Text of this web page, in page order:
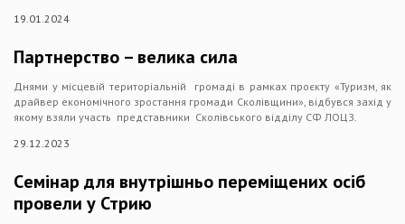
19.01.2024
Партнерство – велика сила
Днями у місцевій територіальній громаді в рамках проєкту «Туризм, як
драйвер економічного зростання громади Сколівщини», відбувся захід у
якому взяли участь представники Сколівського відділу СФ ЛОЦЗ.
29.12.2023
Cемінар для внутрішньо переміщених осіб
провели у Стрию